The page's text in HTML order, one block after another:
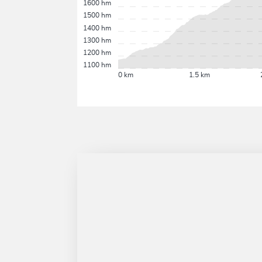
0 km 1.5 km
1100 hm
1200 hm
1300 hm
1400 hm
1500 hm
1600 hm